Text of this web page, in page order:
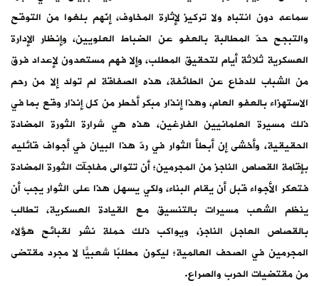
سماعه دون انتباه ولا تركيز لإثارة المخاوف، إنّهم بلغوا من التوقح
والتبجح حدّ المطالبة بالعفو عن الضباط العلويين، وإنظار الإدارة
العسكرية ثلاثة أيام لتحقيق المطلب، وإلا فهم مستعدون لإعداد فرق
من الشباب للدفاع عن الطائفة، هذه الصفاقة لم تولد إلا من رحم
الاستهزاء بالعفو العام، وهذا إنذار مبكر أخطر من كل إنذار وقع بما في
ذلك مسيرة العلمانيين الفارغين، هذه هي شرارة الثورة المضادة
الحقيقية، وأخشى إن أبطأ الثوار في ردّ هذا البيان في أجواف قائليه
بإقامة القصاص الناجز من المجرمين؛ أن تتوالى مفاجآت الثورة المضادة
فتعكر الأجواء قبل أن يقام البناء، ولكي يسهل هذا على الثوار يجب أن
ينظم الشعب مسيرات بالتنسيق مع القيادة العسكرية، تطالب
بالقصاص العاجل الناجز، ويواكب ذلك حملة نشر لقبائح هؤلاء
المجرمين في الصحف العالمية؛ ليكون مطلبًا شعبيًّا لا مجرد مقتضى
من مقتضيات الحرب والصراع.